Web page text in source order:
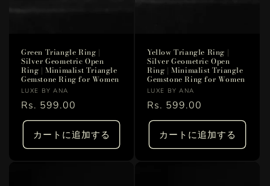
Green Triangle Ring |
Silver Geometric Open
Ring | Minimalist Triangle
Gemstone Ring for Women
販
売
元:
LUXE BY ANA
通
常
格
Rs. 599.00
カートに追加する
Yellow Triangle Ring |
Silver Geometric Open
Ring | Minimalist Triangle
Gemstone Ring for Women
販
売
元:
LUXE BY ANA
通
常
格
Rs. 599.00
カートに追加する